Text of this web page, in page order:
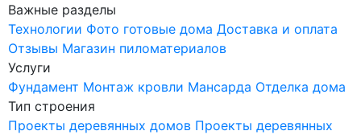
Важные разделы
Технологии Фото готовые дома Доставка и оплата
Отзывы Магазин пиломатериалов
Услуги
Фундамент Монтаж кровли Мансарда Отделка дома
Тип строения
Проекты деревянных домов Проекты деревянных